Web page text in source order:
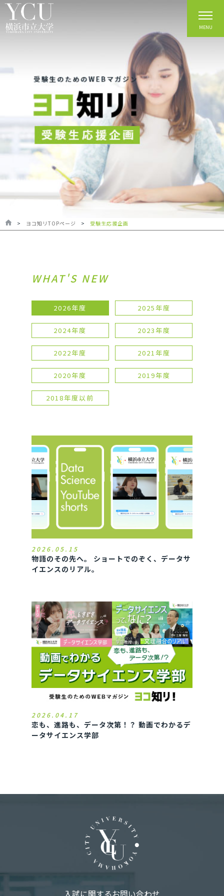
MENU
> ヨコ知リTOPページ > 受験生応援企画
WHAT'S NEW
2026年度 2025年度
2024年度 2023年度
2022年度 2021年度
2020年度 2019年度
2018年度以前
2026.05.15
物語のその先へ。 ショートでのぞく、データサ
イエンスのリアル。
2026.04.17
恋も、進路も、データ次第！？ 動画でわかるデ
ータサイエンス学部
入試に関するお問い合わせ